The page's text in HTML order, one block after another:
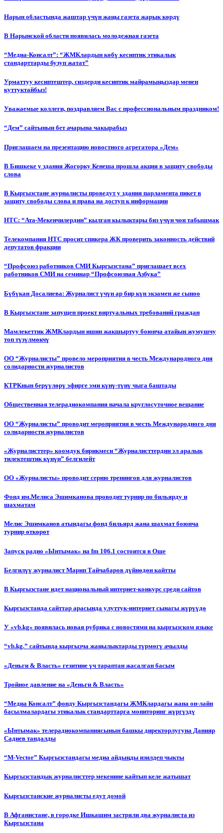
Нарын областында жаштар үчүн жаңы газета жарык көрдү
В Нарынской области появилась молодежная газета
“Медиа-Консалт”: “ЖМКлардын көбү кесиптик этикалык
стандарттарды бузуп жатат”
Урматтуу кесиптештер, сиздерди кесиптик майрамыңыздар менен
куттуктайбыз!
Уважаемые коллеги, поздравляем Вас с профессиональным праздником!
“Дем” сайтынын бет ачарына чакырабыз
Приглашаем на презентацию новостного агрегатора «Дем»
В Бишкеке у здания Жогорку Кенеша прошла акция в защиту свободы
слова
В Кыргызстане журналисты проведут у здания парламента пикет в
защиту свободы слова и права на доступ к информации
НТС: “Ата-Мекенчилердин” кылган кылыктары биз үчүн чон табышмак
Телекомпания НТС просит спикера ЖК проверить законность действий
депутатов фракции
“Профсоюз работников СМИ Кыргызстана” приглашает всех
работников СМИ на семинар “Профсоюзная Азбука”
Бүбүкан Досалиева: Журналист үчүн ар бир күн экзамен же сыноо
В Кыргызстане запущен проект виртуальных требований граждан
Мамлекеттик ЖМКлардын ишин жакшыртуу боюнча атайын жумушчу
топ түзүлмөкчү
ОО “Журналисты” провело мероприятия в честь Международного дня
солидарности журналистов
КТРКнын берүүлөрү эфирге эми күнү-түнү чыга баштады
Общественная телерадиокомпания начала круглосуточное вещание
ОО “Журналисты” проводит мероприятия в честь Международного дня
солидарности журналистов
«Журналисттер» коомдук бирикмеси “Журналисттердин эл аралык
тилектештик күнүн” белгилейт
ОО «Журналисты» проводит серию тренингов для журналистов
Фонд им.Мелиса Эшимканова проводит турнир по бильярду и
шахматам
Мелис Эшимканов атындагы фонд бильярд жана шахмат боюнча
турнир өткөрөт
Запуск радио «Ынтымак» на fm 106.1 состоится в Оше
Белгилүү журналист Марип Тайчабаров дүйнөдөн кайтты
В Кыргызстане идет национальный интернет-конкурс среди сайтов
Кыргызстанда сайттар арасында улуттук-интернет сынагы жүрүүдө
У «vb.kg» появилась новая рубрика с новостями на кыргызском языке
“vb.kg.” сайтында кыргызча жаңылыктарды түрмөгү ачылды
«Деньги & Власть» гезитине үч тараптан жасалган басым
Тройное давление на «Деньги & Власть»
“Медиа Консалт” фонду Кыргызстандагы ЖМКлардагы жана он-лайн
басылмалардагы этикалык стандарттарга мониторинг жүргүздү
«Ынтымак» телерадиокомпаниясынын башкы директорлугуна Данияр
Садиев тандалды
“М-Vector” Кыргызстандагы медиа айдыңды изилдеп чыкты
Кыргызстандык журналисттер мекенине кайтып келе жатышат
Кыргызстанские журналисты едут домой
В Афганистане, в городке Ишкашим застряли два журналиста из
Кыргызстана